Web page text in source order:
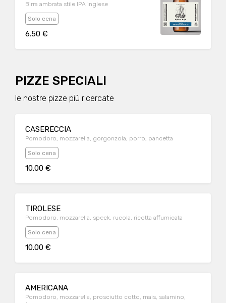
Birra ambrata stile IPA inglese
Solo cena
6.50 €
PIZZE SPECIALI
le nostre pizze più ricercate
CASERECCIA
Pomodoro, mozzarella, gorgonzola, porro, pancetta
Solo cena
10.00 €
TIROLESE
Pomodoro, mozzarella, speck, rucola, ricotta affumicata
Solo cena
10.00 €
AMERICANA
Pomodoro, mozzarella, prosciutto cotto, mais, salamino,